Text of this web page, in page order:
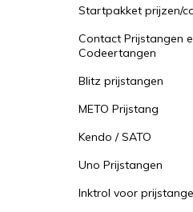
Startpakket prijzen/
Contact Prijstangen
Codeertangen
Blitz prijstangen
METO Prijstang
Kendo / SATO
Uno Prijstangen
Inktrol voor